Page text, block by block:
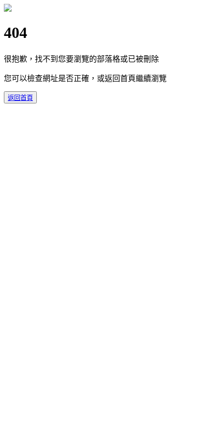
404
很抱歉，找不到您要瀏覽的部落格或已被刪除
您可以檢查網址是否正確，或返回首頁繼續瀏覽
返回首頁